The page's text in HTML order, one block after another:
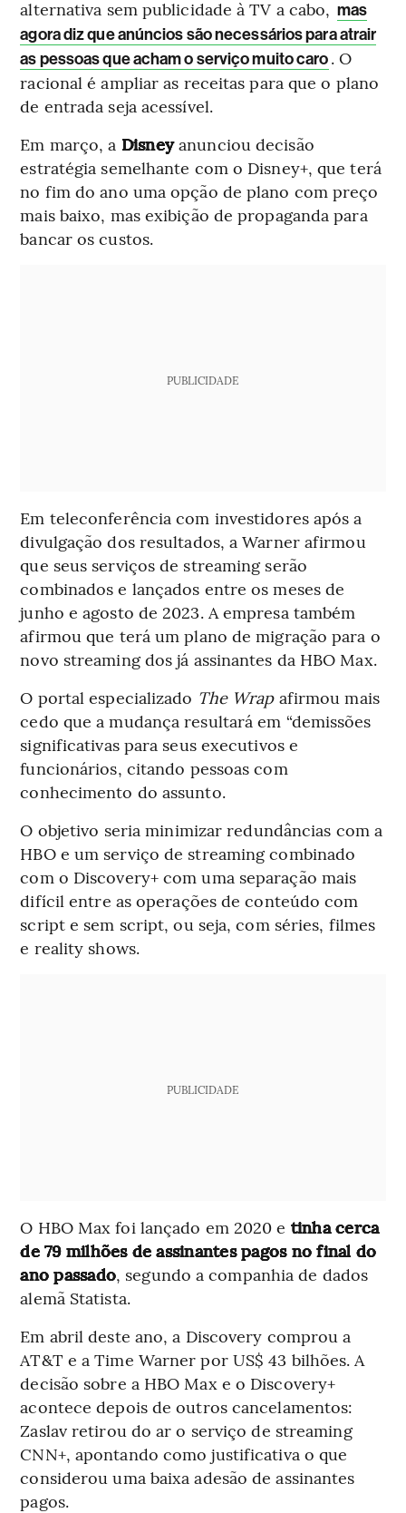
alternativa sem publicidade à TV a cabo, mas
agora diz que anúncios são necessários para atrair
as pessoas que acham o serviço muito caro. O
racional é ampliar as receitas para que o plano
de entrada seja acessível.
Em março, a Disneyanunciou decisão
estratégia semelhante com o Disney+, que terá
no fim do ano uma opção de plano com preço
mais baixo, mas exibição de propaganda para
bancar os custos.
PUBLICIDADE
Em teleconferência com investidores após a
divulgação dos resultados, a Warner afirmou
que seus serviços de streaming serão
combinados e lançados entre os meses de
junho e agosto de 2023. A empresa também
afirmou que terá um plano de migração para o
novo streaming dos já assinantes da HBO Max.
O portal especializado The Wrapafirmou mais
cedo que a mudança resultará em “demissões
significativas para seus executivos e
funcionários, citando pessoas com
conhecimento do assunto.
O objetivo seria minimizar redundâncias com a
HBO e um serviço de streaming combinado
com o Discovery+ com uma separação mais
difícil entre as operações de conteúdo com
script e sem script, ou seja, com séries, filmes
e reality shows.
PUBLICIDADE
O HBO Max foi lançado em 2020 e tinha cerca
de 79 milhões de assinantes pagos no final do
ano passado, segundo a companhia de dados
alemã Statista.
Em abril deste ano, a Discovery comprou a
AT&T e a Time Warner por US$ 43 bilhões. A
decisão sobre a HBO Max e o Discovery+
acontece depois de outros cancelamentos:
Zaslav retirou do ar o serviço de streaming
CNN+, apontando como justificativa o que
considerou uma baixa adesão de assinantes
pagos.